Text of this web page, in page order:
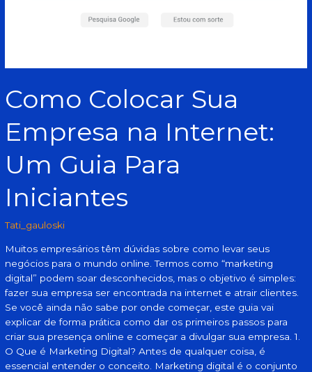
Como Colocar Sua
Empresa na Internet:
Um Guia Para
Iniciantes
Tati_gauloski
Muitos empresários têm dúvidas sobre como levar seus
negócios para o mundo online. Termos como “marketing
digital” podem soar desconhecidos, mas o objetivo é simples:
fazer sua empresa ser encontrada na internet e atrair clientes.
Se você ainda não sabe por onde começar, este guia vai
explicar de forma prática como dar os primeiros passos para
criar sua presença online e começar a divulgar sua empresa. 1.
O Que é Marketing Digital? Antes de qualquer coisa, é
essencial entender o conceito. Marketing digital é o conjunto